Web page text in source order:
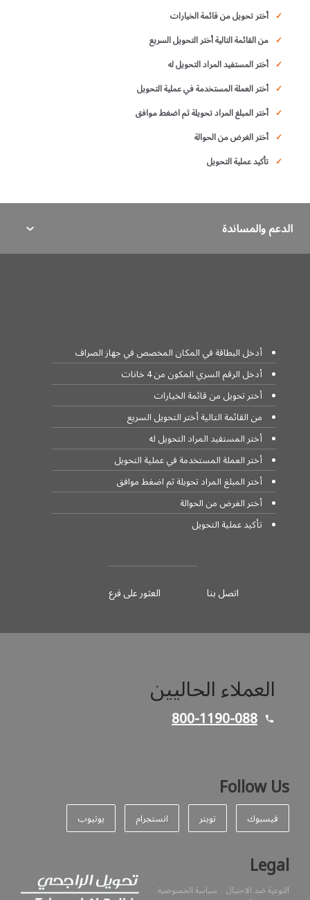
أختر تحويل من قائمة الخيارات
من القائمة التالية أختر التحويل السريع
أختر المستفيد المراد التحويل له
أختر العملة المستخدمة في عملية التحويل
أختر المبلغ المراد تحويلة ثم اضغط موافق
أختر الغرض من الحوالة
تأكيد عملية التحويل
الدعم والمساندة
أدخل البطاقة في المكان المخصص في جهاز الصراف
أدخل الرقم السري المكون من 4 خانات
أختر تحويل من قائمة الخيارات
من القائمة التالية أختر التحويل السريع
أختر المستفيد المراد التحويل له
أختر العملة المستخدمة في عملية التحويل
أختر المبلغ المراد تحويلة ثم اضغط موافق
أختر الغرض من الحوالة
تأكيد عملية التحويل
اتصل بنا العثور على فرع
العملاء الحاليين
800-1190-088
Follow Us
فيسبوك تويتر انستجرام يوتيوب
Legal
التوعية ضد الاحتيال
سياسة الخصوصية